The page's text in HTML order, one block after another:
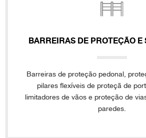
BARREIRAS DE PROTEÇÃO
Barreiras de proteção pedonal,
pilares flexíveis de proteçã de
limitadores de vãos e proteção de
paredes.